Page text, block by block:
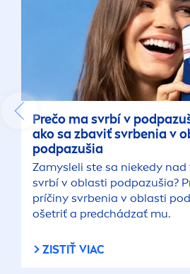
Prečo ma svrbí v
ako sa zbaviť svrbenia v
podpazušia
Zamysleli ste sa niekedy nad
svrbí v oblasti podpazušia?
príčiny svrbenia v oblasti
ošetriť a predchádzať mu.
ZISTIŤ VIAC